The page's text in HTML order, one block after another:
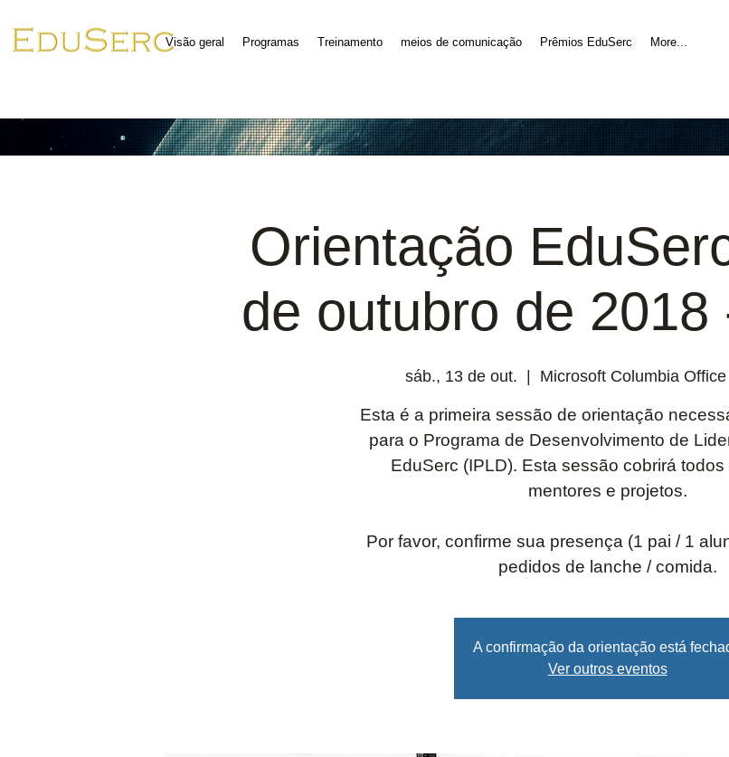
Visão geral Programas Treinamento meios de comunicação Prêmios EduSerc More...
Orientação
de outubro de 2018
sáb., 13 de out. Microsoft Columbia
Esta é a primeira sessão de orientação
para o Programa de Desenvolvimento de
EduSerc (IPLD). Esta sessão cobrirá
mentores e projetos.
Por favor, confirme sua presença (1 pai / 1
pedidos de lanche / comida.
A confirmação da orientação está
Ver outros eventos